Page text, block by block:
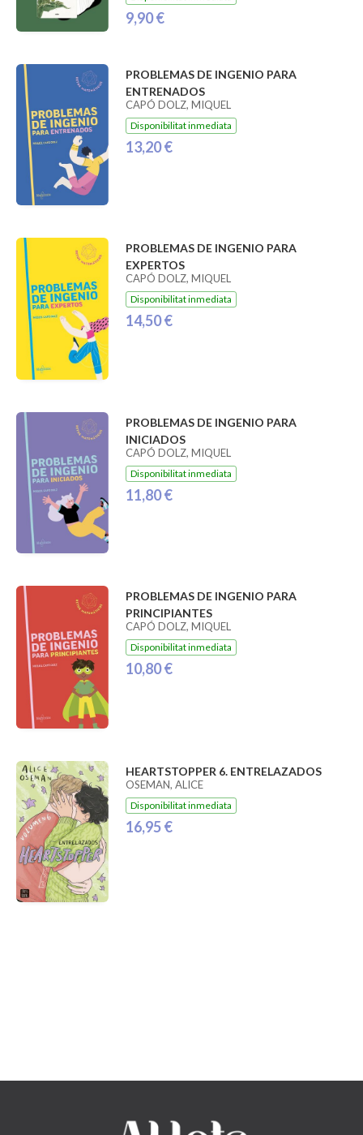
9,90 €
PROBLEMAS DE INGENIO PARA
ENTRENADOS
CAPÓ DOLZ, MIQUEL
Disponibilitat inmediata
13,20 €
PROBLEMAS DE INGENIO PARA
EXPERTOS
CAPÓ DOLZ, MIQUEL
Disponibilitat inmediata
14,50 €
PROBLEMAS DE INGENIO PARA
INICIADOS
CAPÓ DOLZ, MIQUEL
Disponibilitat inmediata
11,80 €
PROBLEMAS DE INGENIO PARA
PRINCIPIANTES
CAPÓ DOLZ, MIQUEL
Disponibilitat inmediata
10,80 €
HEARTSTOPPER 6. ENTRELAZADOS
OSEMAN, ALICE
Disponibilitat inmediata
16,95 €